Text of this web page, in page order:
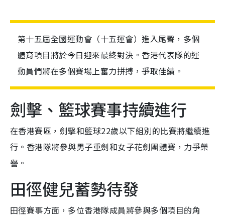
第十五屆全國運動會（十五運會）進入尾聲，多個
體育項目將於今日迎來最終對決。香港代表隊的運
動員們將在多個賽場上奮力拼搏，爭取佳績。
劍擊、籃球賽事持續進行
在香港賽區，劍擊和籃球22歲以下組別的比賽將繼續進
行。香港隊將參與男子重劍和女子花劍團體賽，力爭榮
譽。
田徑健兒蓄勢待發
田徑賽事方面，多位香港隊成員將參與多個項目的角